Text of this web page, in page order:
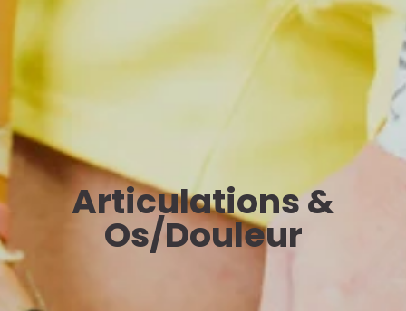
Articulations &
Os/Douleur